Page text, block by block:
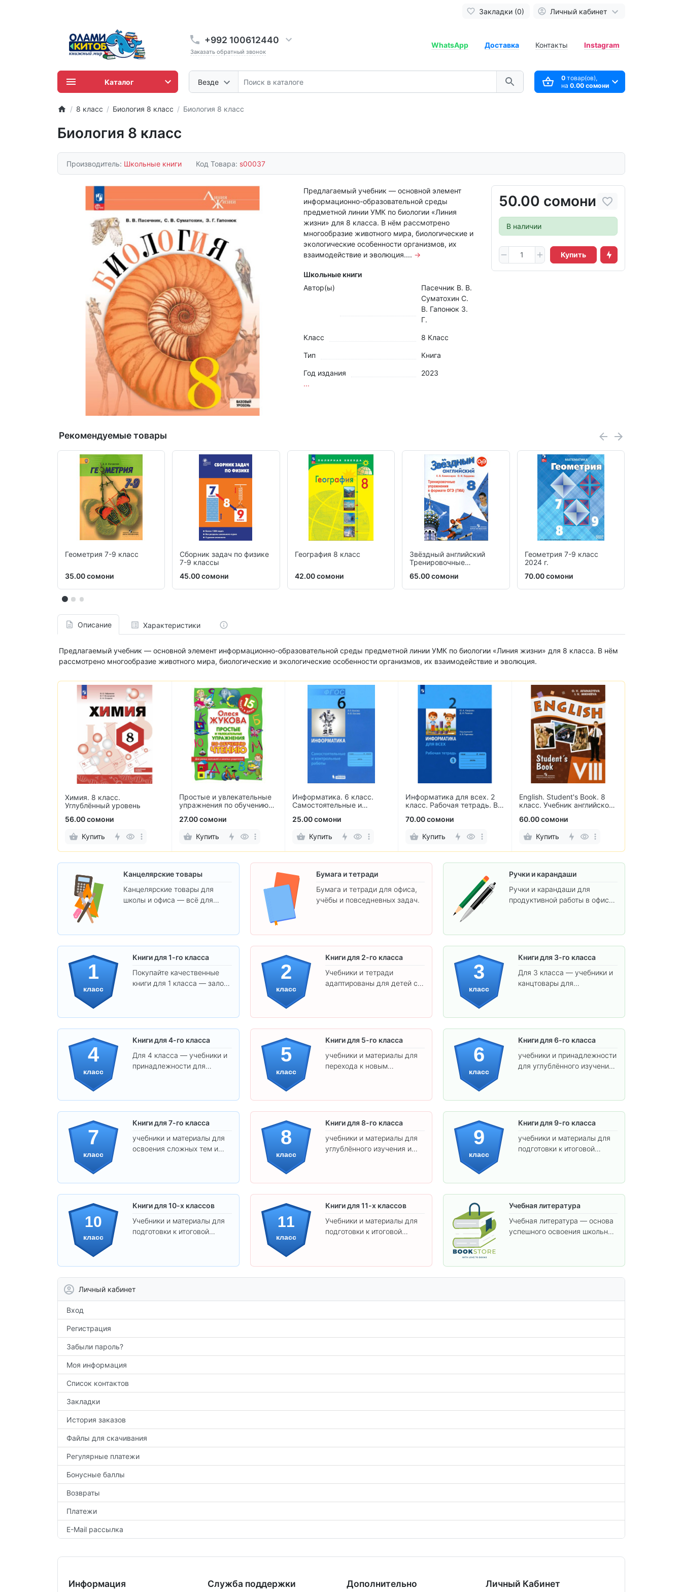
Закладки (0) Личный кабинет
+992 100612440
Заказать обратный звонок
Везде
WhatsApp Доставка Контакты Instagram
0товар(ов),
на 0.00 сомони
Каталог
8 класс Биология 8 класс Биология 8 класс
Биология 8 класс
Производитель: Школьные книги Код Товара: s00037
50.00 сомони
В наличии
Купить
Предлагаемый учебник — основной элемент
информационно-образовательной среды
предметной линии УМК по биологии «Линия
жизни» для 8 класса. В нём рассмотрено
многообразие животного мира, биологические и
экологические особенности организмов, их
взаимодействие и эволюция.... →
Школьные книги
Автор(ы)
Пасечник В. В.
Суматохин С.
В. Гапонюк З.
Г.
Класс 8 Класс
Тип Книга
Год издания
2023
...
Рекомендуемые товары
Геометрия 7-9 класс
35.00 сомони
Сборник задач по физике
7-9 классы
45.00 сомони
География 8 класс
42.00 сомони
Звёздный английский
Тренировочные
65.00 сомони
Геометрия 7-9 класс
2024 г.
70.00 сомони
Описание Характеристики
Предлагаемый учебник — основной элемент информационно-образовательной среды предметной линии УМК по биологии «Линия жизни» для 8 класса. В нём
рассмотрено многообразие животного мира, биологические и экологические особенности организмов, их взаимодействие и эволюция.
Химия. 8 класс.
Углублённый уровень
56.00 сомони
Купить
Простые и увлекательные
упражнения по обучению
27.00 сомони
Купить
Информатика. 6 класс.
Самостоятельные и
25.00 сомони
Купить
Информатика для всех. 2
класс. Рабочая тетрадь. В
70.00 сомони
Купить
English. Student's Book. 8
класс. Учебник английского
60.00 сомони
Купить
Канцелярские товары
Канцелярские товары для
школы и офиса — всё для
Бумага и тетради
Бумага и тетради для офиса,
учёбы и повседневных задач.
Ручки и карандаши
Ручки и карандаши для
продуктивной работы в офисе
1
класс
Книги для 1-го класса
Покупайте качественные
книги для 1 класса — залог
2
класс
Книги для 2-го класса
Учебники и тетради
адаптированы для детей с
товары соответствуют
3
класс
Книги для 3-го класса
Для 3 класса — учебники и
канцтовары для
4
класс
Книги для 4-го класса
Для 4 класса — учебники и
принадлежности для
5
класс
Книги для 5-го класса
учебники и материалы для
перехода к новым
6
класс
Книги для 6-го класса
учебники и принадлежности
для углублённого изучения
7
класс
Книги для 7-го класса
учебники и материалы для
освоения сложных тем и
8
класс
Книги для 8-го класса
учебники и материалы для
углублённого изучения и
9
класс
Книги для 9-го класса
учебники и материалы для
подготовки к итоговой
10
класс
Книги для 10-х классов
Учебники и материалы для
подготовки к итоговой
11
класс
Книги для 11-х классов
Учебники и материалы для
подготовки к итоговой
Учебная литература
Учебная литература — основа
успешного освоения школьной
предметам.
Личный кабинет
Вход
Регистрация
Забыли пароль?
Моя информация
Список контактов
Закладки
История заказов
Файлы для скачивания
Регулярные платежи
Бонусные баллы
Возвраты
Платежи
E-Mail рассылка
Информация Служба поддержки Дополнительно Личный Кабинет